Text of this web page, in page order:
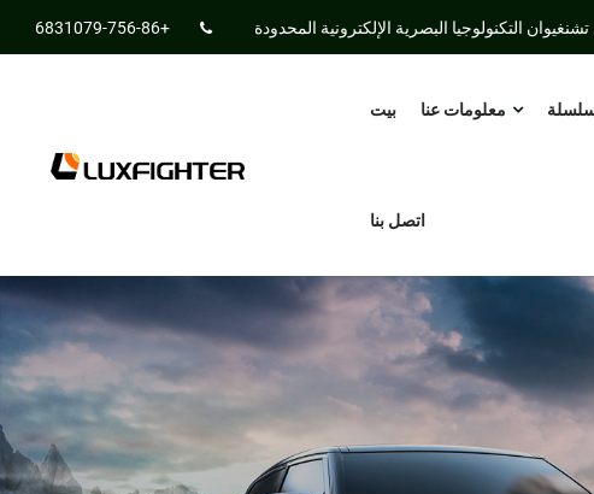
التكنولوجيا البصرية الإلكترونية المحدودة +86-756-6831079
بيت معلومات عنا سلسلة
اتصل بنا